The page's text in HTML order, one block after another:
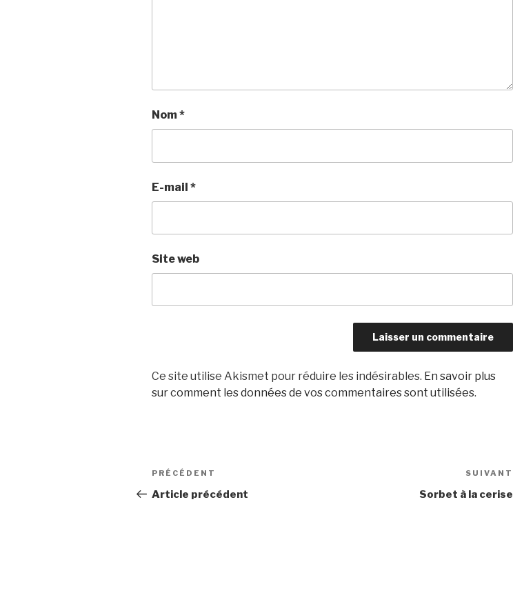
Nom*
E-mail *
Site web
Ce site utilise Akismet pour réduire les indésirables. En savoir plus
sur comment les données de vos commentaires sont utilisées.
Navigation
de
Article
précédent
PRÉCÉDENT
Article précédent
SUIVANT
Sorbet à la cerise